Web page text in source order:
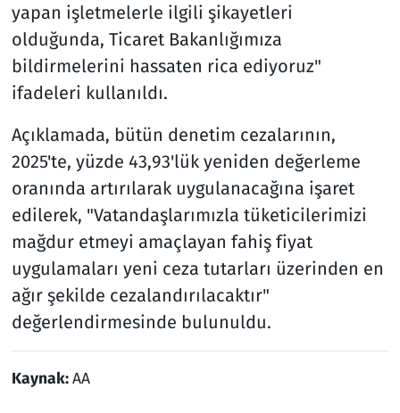
yapan işletmelerle ilgili şikayetleri
olduğunda, Ticaret Bakanlığımıza
bildirmelerini hassaten rica ediyoruz"
ifadeleri kullanıldı.
Açıklamada, bütün denetim cezalarının,
2025'te, yüzde 43,93'lük yeniden değerleme
oranında artırılarak uygulanacağına işaret
edilerek, "Vatandaşlarımızla tüketicilerimizi
mağdur etmeyi amaçlayan fahiş fiyat
uygulamaları yeni ceza tutarları üzerinden en
ağır şekilde cezalandırılacaktır"
değerlendirmesinde bulunuldu.
Kaynak:AA